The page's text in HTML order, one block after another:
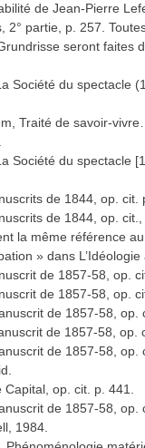
de Jean-Pierre
2° partie, p. 257.
seront faites
Société du spectacle
Traité de savoir-
Société du spectacle
de 1844, op. cit.
de 1844, op.
la même référence
» dans
de 1857-58, op.
de 1857-58, op.
de 1857-58, op.
de 1857-58, op.
de 1857-58, op.
Capital, op. cit. p. 441.
de 1857-58, op.
1984.